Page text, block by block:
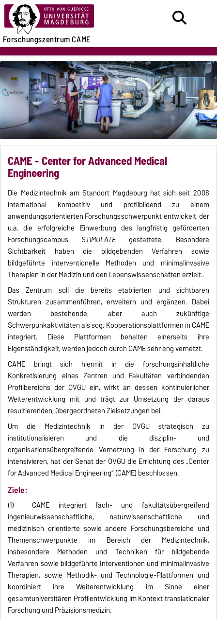
Forschungszentrum CAME
CAME - Center for Advanced Medical
Engineering
Die Medizintechnik am Standort Magdeburg hat sich seit 2008
international kompetitiv und profilbildend zu einem
anwendungsorientierten Forschungsschwerpunkt entwickelt, der
u.a. die erfolgreiche Einwerbung des langfristig geförderten
Forschungscampus STIMULATE gestattete. Besondere
Sichtbarkeit haben die bildgebenden Verfahren sowie
bildgeführte interventionelle Methoden und minimalinvasive
Therapien in der Medizin und den Lebenswissenschaften erzielt..
Das Zentrum soll die bereits etablierten und sichtbaren
Strukturen zusammenführen, erweitern und ergänzen. Dabei
werden bestehende, aber auch zukünftige
Schwerpunkaktivitäten als sog. Kooperationsplattformen in CAME
integriert. Diese Plattformen behalten einerseits ihre
Eigenständigkeit, werden jedoch durch CAME sehr eng vernetzt.
CAME bringt sich hiermit in die forschungsinhaltliche
Konkretisierung eines Zentren und Fakultäten verbindenden
Profilbereichs der OVGU ein, wirkt an dessen kontinuierlicher
Weiterentwicklung mit und trägt zur Umsetzung der daraus
resultierenden, übergeordneten Zielsetzungen bei.
Um die Medizintechnik in der OVGU strategisch zu
institutionalisieren und die disziplin- und
organisationsübergreifende Vernetzung in der Forschung zu
intensivieren, hat der Senat der OVGU die Errichtung des „Center
for Advanced Medical Engineering“ (CAME) beschlossen.
Ziele:
(1) CAME integriert fach- und fakultätsübergreifend
ingenieurwissenschaftliche, naturwissenschaftliche und
medizinisch orientierte sowie andere Forschungsbereiche und
Themenschwerpunkte im Bereich der Medizintechnik,
insbesondere Methoden und Techniken für bildgebende
Verfahren sowie bildgeführte Interventionen und minimalinvasive
Therapien, sowie Methodik- und Technologie-Plattformen und
koordiniert ihre Weiterentwicklung im Sinne einer
gesamtuniversitären Profilentwicklung im Kontext translationaler
Forschung und Präzisionsmedizin.